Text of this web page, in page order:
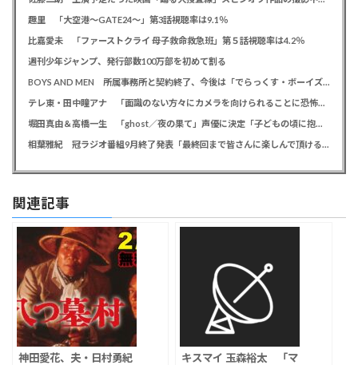
趣里 「大空港～GATE24～」第3話視聴率は9.1％
比嘉愛未 「ファーストクライ 母子救命救急班」第５話視聴率は4.2％
週刊少年ジャンプ、発行部数100万部を初めて割る
BOYS AND MEN 所属事務所と契約終了、今後は「でらっくす・ボーイズ」として活動
テレ東・田中瞳アナ 「面識のない方々にカメラを向けられることに恐怖を」 ロケ撮影時に勝手に撮影してくる人に注意喚起
堀田真由＆高橋一生 「ghost／夜の果て」声優に決定「子どもの頃に抱いていた言葉にはできない沢山の感情を思い出しました」
相葉雅紀 冠ラジオ番組9月終了発表「最終回まで皆さんに楽しんで頂ける番組を」、ファンからは悲しみの声
関連記事
神田愛花、夫・日村勇紀
キスマイ 玉森裕太 「マ